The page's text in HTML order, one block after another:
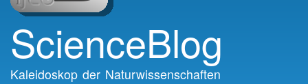
ScienceBlog
Kaleidoskop der Naturwissenschaften